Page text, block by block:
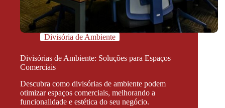
Divisória de Ambiente
Divisórias de Ambiente: Soluções para Espaços
Comerciais
Descubra como divisórias de ambiente podem
otimizar espaços comerciais, melhorando a
funcionalidade e estética do seu negócio.